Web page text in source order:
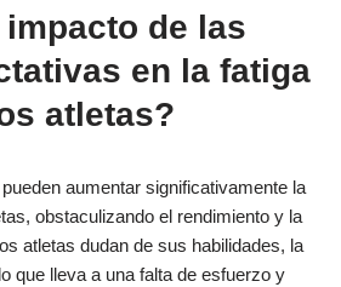
de las
en la fatiga
atletas?
aumentar significativamente la
obstaculizando el rendimiento y la
atletas dudan de sus habilidades, la
que lleva a una falta de esfuerzo y